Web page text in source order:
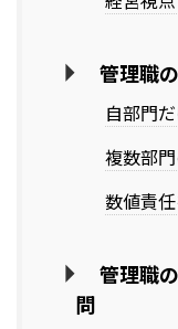
管理職
自部門
複数部
数値責
管理職
問